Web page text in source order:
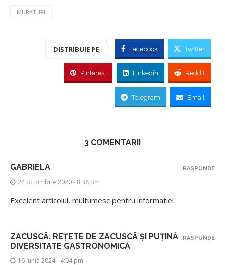
MURATURI
DISTRIBUIE PE Facebook Twitter
Pinterest Linkedin Reddit
Telegram Email
3 COMENTARII
GABRIELA
24 octombrie 2020 - 8:38 pm
Excelent articolul, multumesc pentru informatie!
RASPUNDE
ZACUSCĂ. REȚETE DE ZACUSCĂ ȘI PUȚINĂ
DIVERSITATE GASTRONOMICĂ
16 iunie 2024 - 4:04 pm
RASPUNDE